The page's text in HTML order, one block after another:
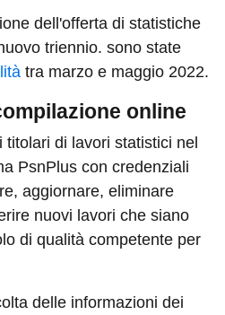
dell'offerta di statistiche
triennio. sono state
tra marzo e maggio 2022.
online
di lavori statistici nel
PsnPlus con credenziali
aggiornare, eliminare
nuovi lavori che siano
di qualità competente per
delle informazioni dei